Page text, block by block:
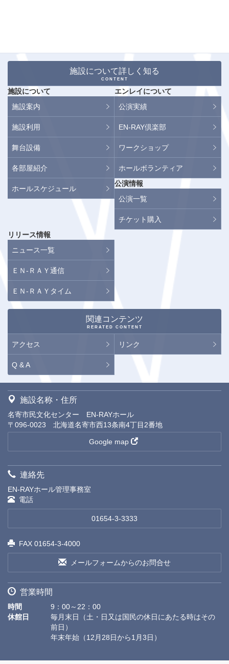
施設について詳しく知る
CONTENT
施設について
施設案内
施設利用
舞台設備
各部屋紹介
ホールスケジュール
エンレイについて
公演実績
EN-RAY倶楽部
ワークショップ
ホールボランティア
公演情報
公演一覧
チケット購入
リリース情報
ニュース一覧
ＥＮ-ＲＡＹ通信
ＥＮ-ＲＡＹタイム
関連コンテンツ
RERATED CONTENT
アクセス リンク
Q & A
施設名称・住所
名寄市民文化センター EN-RAYホール
〒096-0023 北海道名寄市西13条南4丁目2番地
Google map
連絡先
EN-RAYホール管理事務室
電話
01654-3-3333
FAX 01654-3-4000
メールフォームからのお問合せ
営業時間
時間
9：00～22：00
休館日
毎月末日（土・日又は国民の休日にあたる時はその
前日）
年末年始（12月28日から1月3日）